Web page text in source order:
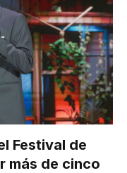
Festival de
más de cinco